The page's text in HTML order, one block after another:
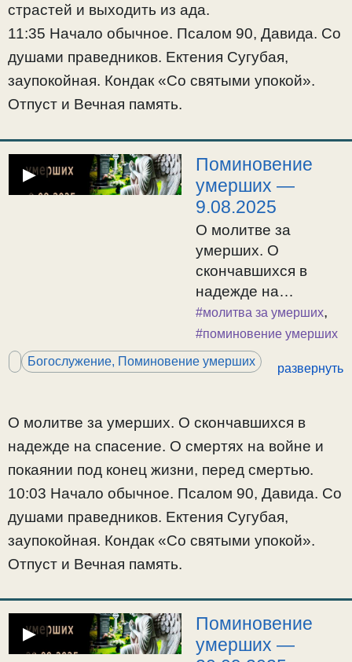
90, Давида. Со
душами
праведников.
Ектения Сугубая,
заупокойная. Кондак
страстей и выходить из ада.
11:35 Начало обычное. Псалом 90, Давида. Со
душами праведников. Ектения Сугубая,
заупокойная. Кондак «Со святыми упокой».
Отпуст и Вечная память.
▶
Поминовение
умерших —
9.08.2025
О молитве за
умерших. О
скончавшихся в
надежде на
спасение. О
смертях на войне и
покаянии под конец
жизни, перед
Со душами
праведников.
Ектения Сугубая,
заупокойная. Кондак
«Со святыми
#молитва за умерших,
#поминовение умерших
Богослужение, Поминовение умерших
развернуть
О молитве за умерших. О скончавшихся в
надежде на спасение. О смертях на войне и
покаянии под конец жизни, перед смертью.
10:03 Начало обычное. Псалом 90, Давида. Со
душами праведников. Ектения Сугубая,
заупокойная. Кондак «Со святыми упокой».
Отпуст и Вечная память.
▶
Поминовение
умерших —